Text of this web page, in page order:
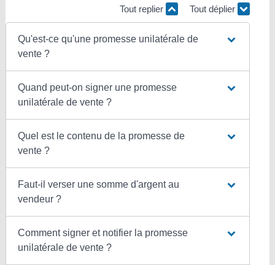
Tout replier Tout déplier
Qu'est-ce qu'une promesse unilatérale de
vente ?
Quand peut-on signer une promesse
unilatérale de vente ?
Quel est le contenu de la promesse de
vente ?
Faut-il verser une somme d'argent au
vendeur ?
Comment signer et notifier la promesse
unilatérale de vente ?